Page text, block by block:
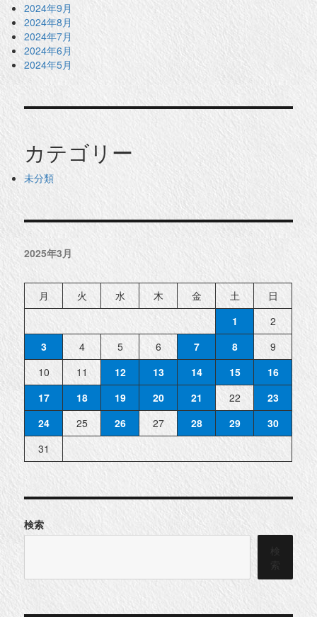
2024年9月
2024年8月
2024年7月
2024年6月
2024年5月
カテゴリー
未分類
2025年3月
月 火 水 木 金 土
日
1
2
3
4 5 6 7 8
9
10
11 12 13 14 15
16
17
18 19 20 21 22
23
24
25 26 27 28 29
30
31
検索
検
索